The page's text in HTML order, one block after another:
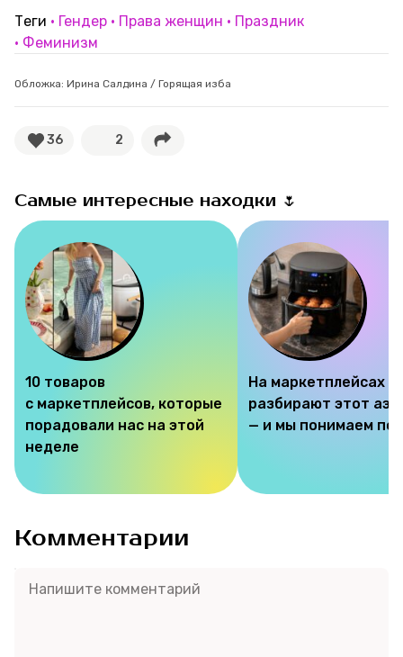
Теги Гендер Права женщин
Праздник
Феминизм
Обложка: Ирина Салдина / Горящая изба
36 2
Самые интересные находки 🌷
10 товаров
с маркетплейсов, которые
порадовали нас на этой
неделе
На маркетплейсах
разбирают этот
— и мы понимаем
Комментарии